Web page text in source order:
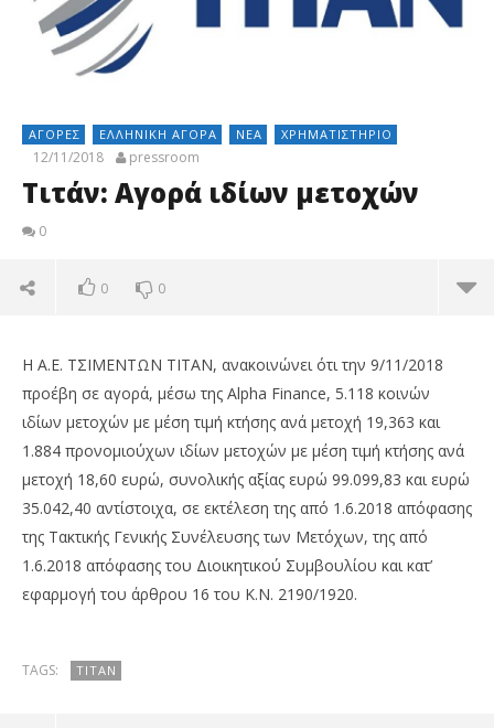
ΑΓΟΡΈΣ ΕΛΛΗΝΙΚΉ ΑΓΟΡΆ ΝΈΑ ΧΡΗΜΑΤΙΣΤΉΡΙΟ
12/11/2018 pressroom
Τιτάν: Αγορά ιδίων μετοχών
0
0 0
Τιτάν: Αγορά ιδίων μετοχών
H A.E. ΤΣΙΜΕΝΤΩΝ ΤΙΤΑΝ, ανακοινώνει ότι την 9/11/2018
προέβη σε αγορά, μέσω της Alpha Finance, 5.118 κοινών
ιδίων μετοχών με μέση τιμή κτήσης ανά μετοχή 19,363 και
1.884 προνομιούχων ιδίων μετοχών με μέση τιμή κτήσης ανά
μετοχή 18,60 ευρώ, συνολικής αξίας ευρώ 99.099,83 και ευρώ
35.042,40 αντίστοιχα, σε εκτέλεση της από 1.6.2018 απόφασης
της Τακτικής Γενικής Συνέλευσης των Μετόχων, της από
1.6.2018 απόφασης του Διοικητικού Συμβουλίου και κατ’
εφαρμογή του άρθρου 16 του Κ.Ν. 2190/1920.
TAGS: ΤΙΤΆΝ